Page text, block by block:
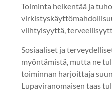
Toiminta heikentää ja
viihtyisyyttä,
Sosiaaliset ja
myöntämistä, mutta ne
toiminnan harjoittaja
Lupaviranomaisen taas